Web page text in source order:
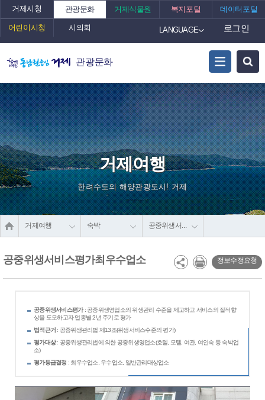
거제시청 관광문화 거제식물원 복지포털 데이터포털
어린이시청 시의회 LANGUAGE 로그인
관광문화
거제여행
한려수도의 해양관광도시! 거제
거제여행 숙박 공중위생서비스평가최우수업소
공중위생서비스평가최우수업소 정보수정요청
공중위생서비스평가: 공중위생영업소의 위생관리 수준을 제고하고 서비스의 질적향
상을 도모하고자 업종별 2년 주기로 평가
법적근거 : 공중위생관리법 제13조(위생서비스수준의 평가)
평가대상 : 공중위생관리법에 의한 공중위생영업소(호텔, 모텔, 여관, 여인숙 등 숙박업
소)
평가등급결정 : 최우수업소, 우수업소, 일반관리대상업소